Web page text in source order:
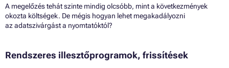
A megelőzés tehát szinte mindig olcsóbb, mint a következmények
okozta költségek. De mégis hogyan lehet megakadályozni
az adatszivárgást a nyomtatóktól?
Rendszeres illesztőprogramok, frissítések